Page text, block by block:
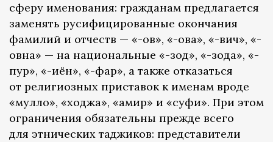
сферу именования: гражданам предлагается
заменять русифицированные окончания
фамилий и отчеств — «-ов», «-ова», «-вич», «-
овна» — на национальные «-зод», «-зода», «-
пур», «-иён», «-фар», а также отказаться
от религиозных приставок к именам вроде
«мулло», «ходжа», «амир» и «суфи». При этом
ограничения обязательны прежде всего
для этнических таджиков: представители